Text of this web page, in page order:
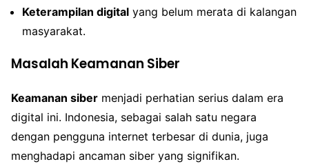
Keterampilan digital yang belum merata di kalangan
masyarakat.
Masalah Keamanan Siber
Keamanan siber menjadi perhatian serius dalam era
digital ini. Indonesia, sebagai salah satu negara
dengan pengguna internet terbesar di dunia, juga
menghadapi ancaman siber yang signifikan.